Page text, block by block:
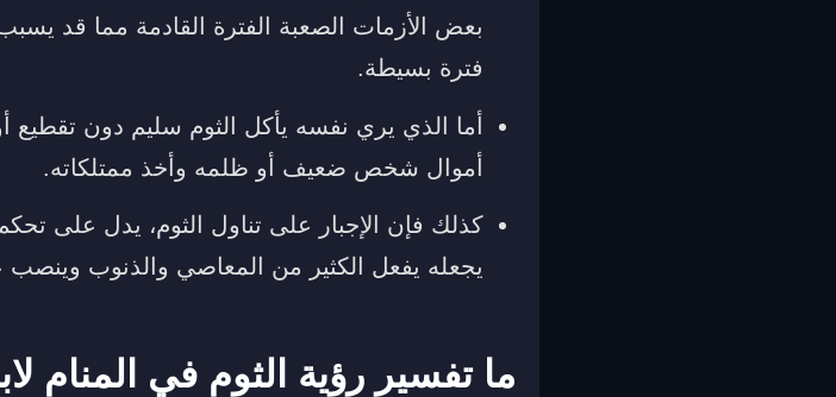
بعض الأزمات الصعبة الفترة القادمة مما قد
فترة بسيطة.
أما الذي يري نفسه يأكل الثوم سليم دون
أموال شخص ضعيف أو ظلمه وأخذ ممتلكاته.
كذلك فإن الإجبار على تناول الثوم، يدل على
يجعله يفعل الكثير من المعاصي والذنوب
ما تفسير رؤية الثوم في المنام